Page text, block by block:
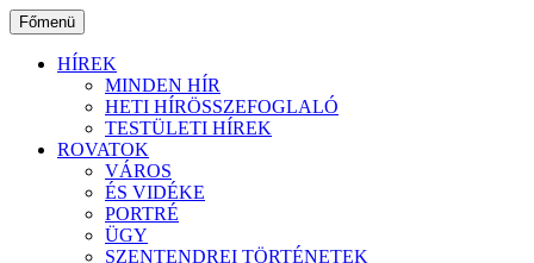
Ugrás
a
tartalomhoz
Főmenü
HÍREK
MINDEN HÍR
HETI HÍRÖSSZEFOGLALÓ
TESTÜLETI HÍREK
ROVATOK
VÁROS
ÉS VIDÉKE
PORTRÉ
ÜGY
SZENTENDREI TÖRTÉNETEK